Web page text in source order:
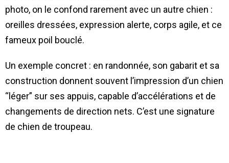
photo, on le confond rarement avec un autre chien :
oreilles dressées, expression alerte, corps agile, et ce
fameux poil bouclé.
Un exemple concret : en randonnée, son gabarit et sa
construction donnent souvent l’impression d’un chien
“léger” sur ses appuis, capable d’accélérations et de
changements de direction nets. C’est une signature
de chien de troupeau.